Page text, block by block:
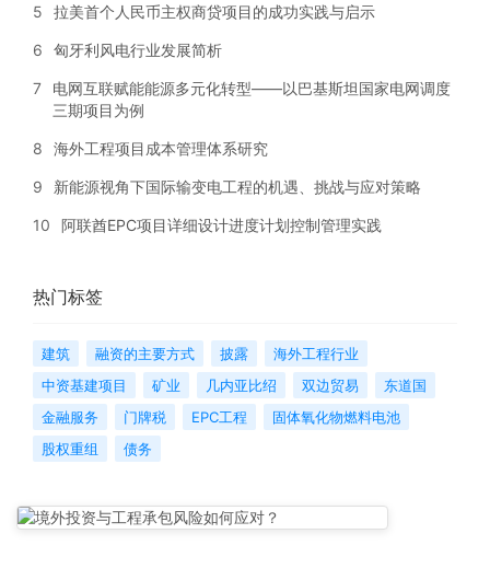
5 拉美首个人民币主权商贷项目的成功实践与启示
6 匈牙利风电行业发展简析
7
电网互联赋能能源多元化转型——以巴基斯坦国家电网调度
三期项目为例
8 海外工程项目成本管理体系研究
9 新能源视角下国际输变电工程的机遇、挑战与应对策略
10 阿联酋EPC项目详细设计进度计划控制管理实践
热门标签
建筑 融资的主要方式 披露
海外工程行业
中资基建项目
矿业 几内亚比绍 双边贸易
东道国
金融服务
门牌税 EPC工程
固体氧化物燃料电池
股权重组
债务